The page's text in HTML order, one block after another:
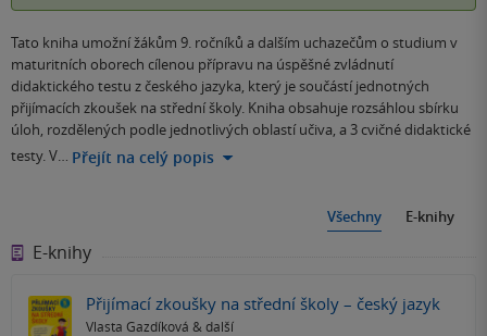
Tato kniha umožní žákům 9. ročníků a dalším uchazečům o studium v
maturitních oborech cílenou přípravu na úspěšné zvládnutí
didaktického testu z českého jazyka, který je součástí jednotných
přijímacích zkoušek na střední školy. Kniha obsahuje rozsáhlou sbírku
úloh, rozdělených podle jednotlivých oblastí učiva, a 3 cvičné didaktické
testy. V… Přejít na celý popis
Všechny E-knihy
E-knihy
Přijímací zkoušky na střední školy – český jazyk
Vlasta Gazdíková & další